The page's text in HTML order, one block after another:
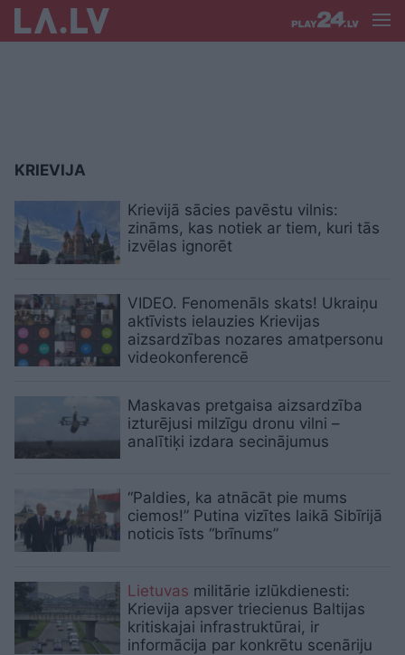
KRIEVIJA
Krievijā sācies pavēstu vilnis:
zināms, kas notiek ar tiem, kuri tās
izvēlas ignorēt
VIDEO. Fenomenāls skats! Ukraiņu
aktīvists ielauzies Krievijas
aizsardzības nozares amatpersonu
videokonferencē
Maskavas pretgaisa aizsardzība
izturējusi milzīgu dronu vilni –
analītiķi izdara secinājumus
“Paldies, ka atnācāt pie mums
ciemos!” Putina vizītes laikā Sibīrijā
noticis īsts “brīnums”
Lietuvas militārie izlūkdienesti:
Krievija apsver triecienus Baltijas
kritiskajai infrastruktūrai, ir
informācija par konkrētu scenāriju